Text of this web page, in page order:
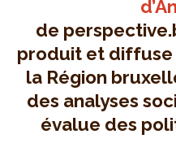
de
produit et diffuse
la Région
des analyses
évalue des